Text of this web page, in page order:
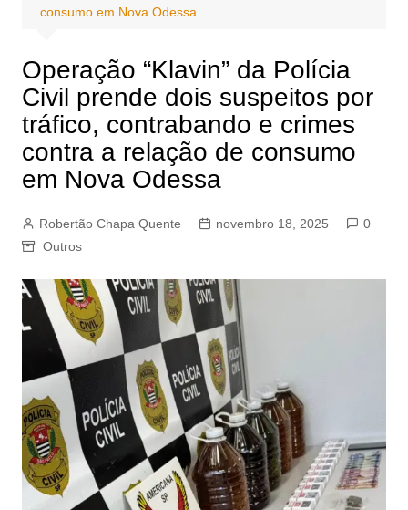
consumo em Nova Odessa
Operação “Klavin” da Polícia
Civil prende dois suspeitos por
tráfico, contrabando e crimes
contra a relação de consumo
em Nova Odessa
Robertão Chapa Quente novembro 18, 2025
0
Outros